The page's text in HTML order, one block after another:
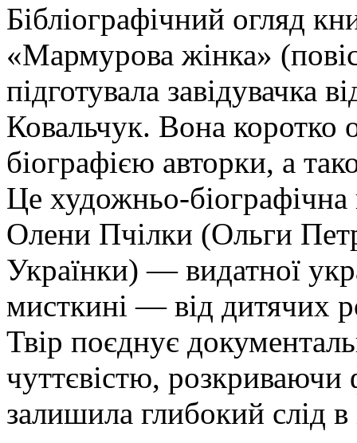
Бібліографічний огляд
«Мармурова жінка»
підготувала завідувачка
Ковальчук. Вона коротко
біографією авторки, а
Це художньо-біографічна
Олени Пчілки (Ольги
Українки) — видатної
мисткині — від дитячих
Твір поєднує
чуттєвістю, розкриваючи
залишила глибокий слід в